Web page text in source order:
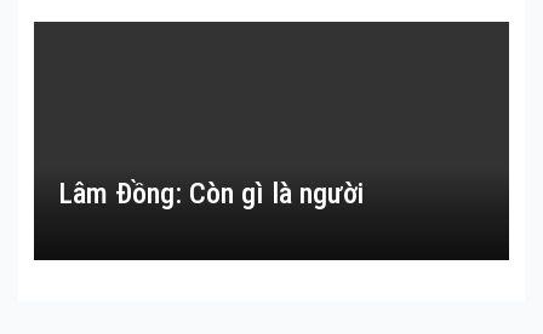
Lâm Đồng: Còn gì là người